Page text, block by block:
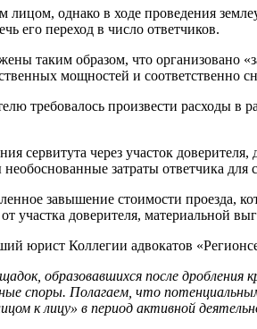
лицом, однако в ходе проведения
его переход в число ответчиков.
таким образом, что организовано
мощностей и соответственно
требовалось произвести расходы
сервитута через участок
затраты ответчика для
завышение стоимости проезда,
участка доверителя, материальной
юрист Коллегии адвокатов
образовавшихся после дробления
споры. Полагаем, что
к лицу» в период активной